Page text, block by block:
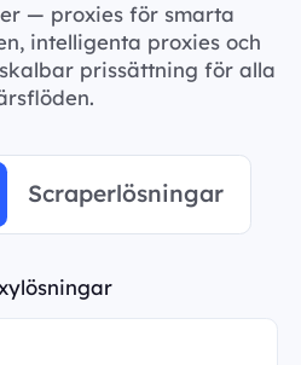
— proxies för smarta
intelligenta proxies och
prissättning för alla
Scraperlösningar